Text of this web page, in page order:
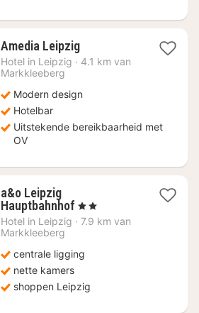
Amedia Leipzig1
nacht
72,45
Hotel in Leipzig · 4.1 km van
Markkleeberg
Modern design
Hotelbar
Uitstekende bereikbaarheid met
OV
a&o Leipzig
Hauptbahnhof 2
nachten
73,36
, 2 Sterren
Hotel in Leipzig · 7.9 km van
Markkleeberg
centrale ligging
nette kamers
shoppen Leipzig